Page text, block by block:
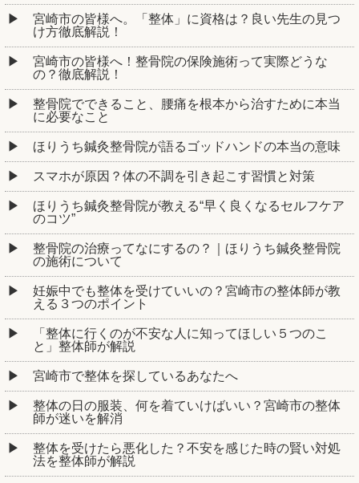
宮崎市の皆様へ。「整体」に資格は？良い先生の見つ
け方徹底解説！
宮崎市の皆様へ！整骨院の保険施術って実際どうな
の？徹底解説！
整骨院でできること、腰痛を根本から治すために本当
に必要なこと
ほりうち鍼灸整骨院が語るゴッドハンドの本当の意味
スマホが原因？体の不調を引き起こす習慣と対策
ほりうち鍼灸整骨院が教える“早く良くなるセルフケア
のコツ”
整骨院の治療ってなにするの？｜ほりうち鍼灸整骨院
の施術について
妊娠中でも整体を受けていいの？宮崎市の整体師が教
える３つのポイント
「整体に行くのが不安な人に知ってほしい５つのこ
と」整体師が解説
宮崎市で整体を探しているあなたへ
整体の日の服装、何を着ていけばいい？宮崎市の整体
師が迷いを解消
整体を受けたら悪化した？不安を感じた時の賢い対処
法を整体師が解説